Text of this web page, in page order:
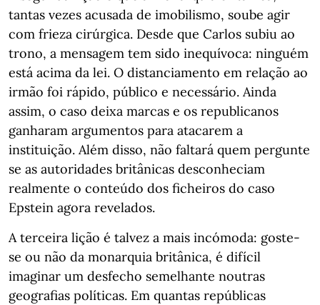
tantas vezes acusada de imobilismo, soube agir
com frieza cirúrgica. Desde que Carlos subiu ao
trono, a mensagem tem sido inequívoca: ninguém
está acima da lei. O distanciamento em relação ao
irmão foi rápido, público e necessário. Ainda
assim, o caso deixa marcas e os republicanos
ganharam argumentos para atacarem a
instituição. Além disso, não faltará quem pergunte
se as autoridades britânicas desconheciam
realmente o conteúdo dos ficheiros do caso
Epstein agora revelados.
A terceira lição é talvez a mais incómoda: goste-
se ou não da monarquia britânica, é difícil
imaginar um desfecho semelhante noutras
geografias políticas. Em quantas repúblicas